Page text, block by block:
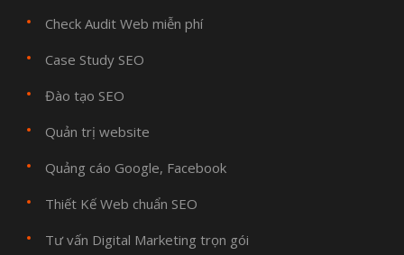
Check Audit Web miễn phí
Case Study SEO
Đào tạo SEO
Quản trị website
Quảng cáo Google, Facebook
Thiết Kế Web chuẩn SEO
Tư vấn Digital Marketing trọn gói